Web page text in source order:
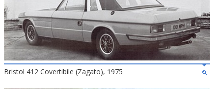
Bristol 412 Covertibile (Zagato), 1975